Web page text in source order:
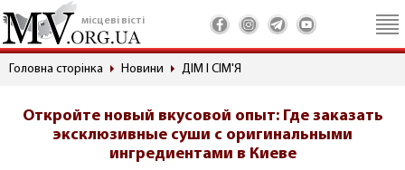
місцеві вісті
Головна сторінка Новини ДІМ І СІМ'Я
Откройте новый вкусовой опыт: Где заказать
эксклюзивные суши с оригинальными
ингредиентами в Киеве